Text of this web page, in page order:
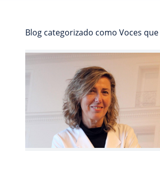
Blog categorizado como Voces